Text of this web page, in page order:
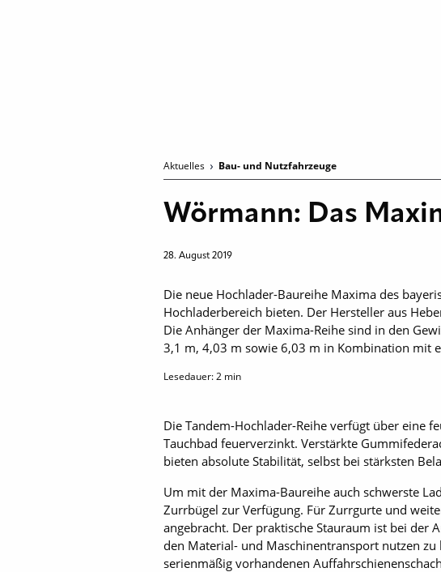
Aktuelles Bau- und Nutzfahrzeuge
Wörmann: Das
28. August 2019
Die neue Hochlader-Baureihe Maxima des
Hochladerbereich bieten. Der Hersteller aus
Die Anhänger der Maxima-Reihe sind in den
3,1 m, 4,03 m sowie 6,03 m in Kombination mit
Lesedauer:2 min
Die Tandem-Hochlader-Reihe verfügt über eine
Tauchbad feuerverzinkt. Verstärkte
bieten absolute Stabilität, selbst bei stärksten
Um mit der Maxima-Baureihe auch schwerste
Zurrbügel zur Verfügung. Für Zurrgurte und
angebracht. Der praktische Stauraum ist bei der
den Material- und Maschinentransport nutzen
serienmäßig vorhandenen